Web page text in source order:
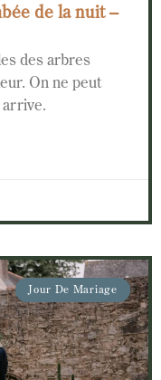
de la nuit –
des arbres
On ne peut
arrive.
Jour De Mariage